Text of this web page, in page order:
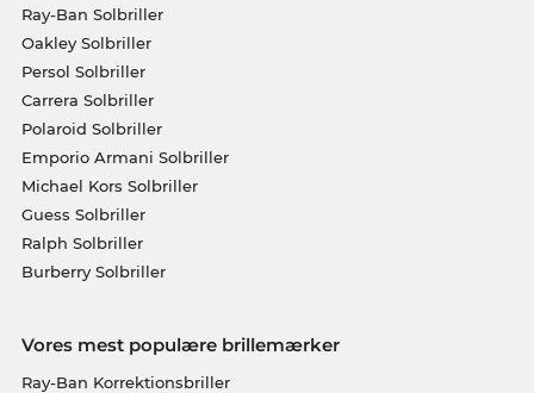
Ray-Ban Solbriller
Oakley Solbriller
Persol Solbriller
Carrera Solbriller
Polaroid Solbriller
Emporio Armani Solbriller
Michael Kors Solbriller
Guess Solbriller
Ralph Solbriller
Burberry Solbriller
Vores mest populære brillemærker
Ray-Ban Korrektionsbriller